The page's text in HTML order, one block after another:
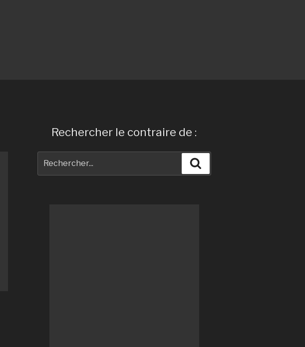
Rechercher le contraire de :
pour